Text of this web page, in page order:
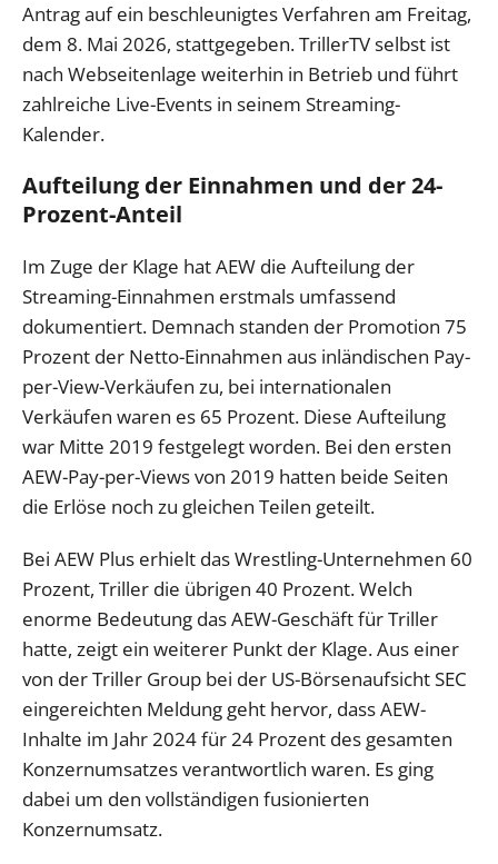
Antrag auf ein beschleunigtes Verfahren am Freitag,
dem 8. Mai 2026, stattgegeben. TrillerTV selbst ist
nach Webseitenlage weiterhin in Betrieb und führt
zahlreiche Live-Events in seinem Streaming-
Kalender.
Aufteilung der Einnahmen und der 24-
Prozent-Anteil
Im Zuge der Klage hat AEW die Aufteilung der
Streaming-Einnahmen erstmals umfassend
dokumentiert. Demnach standen der Promotion 75
Prozent der Netto-Einnahmen aus inländischen Pay-
per-View-Verkäufen zu, bei internationalen
Verkäufen waren es 65 Prozent. Diese Aufteilung
war Mitte 2019 festgelegt worden. Bei den ersten
AEW-Pay-per-Views von 2019 hatten beide Seiten
die Erlöse noch zu gleichen Teilen geteilt.
Bei AEW Plus erhielt das Wrestling-Unternehmen 60
Prozent, Triller die übrigen 40 Prozent. Welch
enorme Bedeutung das AEW-Geschäft für Triller
hatte, zeigt ein weiterer Punkt der Klage. Aus einer
von der Triller Group bei der US-Börsenaufsicht SEC
eingereichten Meldung geht hervor, dass AEW-
Inhalte im Jahr 2024 für 24 Prozent des gesamten
Konzernumsatzes verantwortlich waren. Es ging
dabei um den vollständigen fusionierten
Konzernumsatz.